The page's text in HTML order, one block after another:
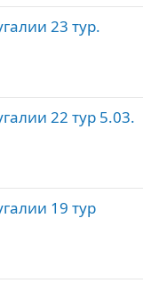
23 тур.
22 тур 5.03.
19 тур